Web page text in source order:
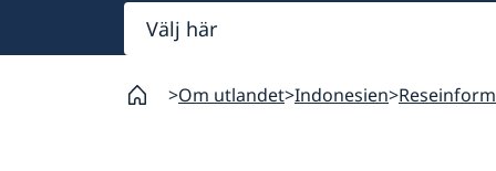
Välj
här
Om utlandet Indonesien